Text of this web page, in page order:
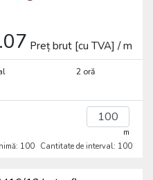
Preț brut [cu TVA] / m
2 oră
m
100 Cantitate de interval: 100